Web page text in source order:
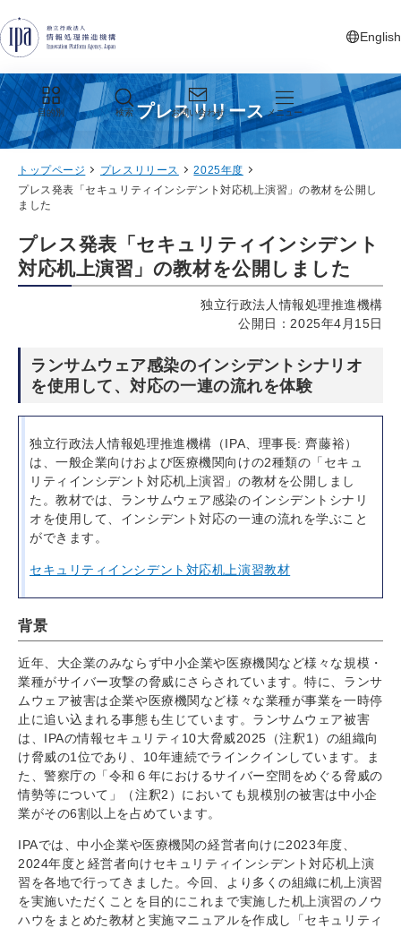
English
新しいタ
目的別 検索 お問い合わせ メニュー
プレスリリース
トップページ プレスリリース
2025年度
プレス発表「セキュリティインシデント対応机上演習」の教材を公開し
ました
プレス発表「セキュリティインシデント
対応机上演習」の教材を公開しました
独立行政法人情報処理推進機構
公開日：2025年4月15日
ランサムウェア感染のインシデントシナリオ
を使用して、対応の一連の流れを体験
独立行政法人情報処理推進機構（IPA、理事長: 齊藤裕）
は、一般企業向けおよび医療機関向けの2種類の「セキュ
リティインシデント対応机上演習」の教材を公開しまし
た。教材では、ランサムウェア感染のインシデントシナリ
オを使用して、インシデント対応の一連の流れを学ぶこと
ができます。
セキュリティインシデント対応机上演習教材
背景
近年、大企業のみならず中小企業や医療機関など様々な規模・
業種がサイバー攻撃の脅威にさらされています。特に、ランサ
ムウェア被害は企業や医療機関など様々な業種が事業を一時停
止に追い込まれる事態も生じています。ランサムウェア被害
は、IPAの情報セキュリティ10大脅威2025（注釈1）の組織向
け脅威の1位であり、10年連続でラインクインしています。ま
た、警察庁の「令和６年におけるサイバー空間をめぐる脅威の
情勢等について」（注釈2）においても規模別の被害は中小企
業がその6割以上を占めています。
IPAでは、中小企業や医療機関の経営者向けに2023年度、
2024年度と経営者向けセキュリティインシデント対応机上演
習を各地で行ってきました。今回、より多くの組織に机上演習
を実施いただくことを目的にこれまで実施した机上演習のノウ
ハウをまとめた教材と実施マニュアルを作成し「セキュリティ